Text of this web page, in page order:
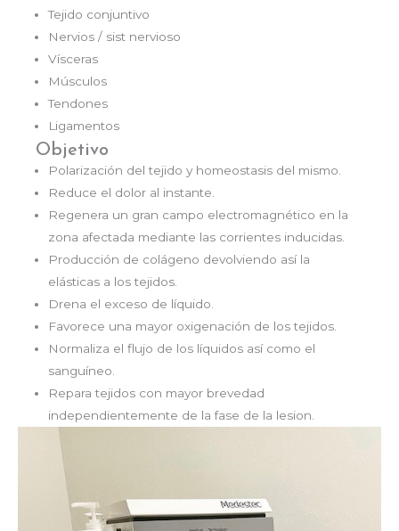
Tejido conjuntivo
Nervios / sist nervioso
Vísceras
Músculos
Tendones
Ligamentos
Objetivo
Polarización del tejido y homeostasis del mismo.
Reduce el dolor al instante.
Regenera un gran campo electromagnético en la
zona afectada mediante las corrientes inducidas.
Producción de colágeno devolviendo así la
elásticas a los tejidos.
Drena el exceso de líquido.
Favorece una mayor oxigenación de los tejidos.
Normaliza el flujo de los líquidos así como el
sanguíneo.
Repara tejidos con mayor brevedad
independientemente de la fase de la lesion.